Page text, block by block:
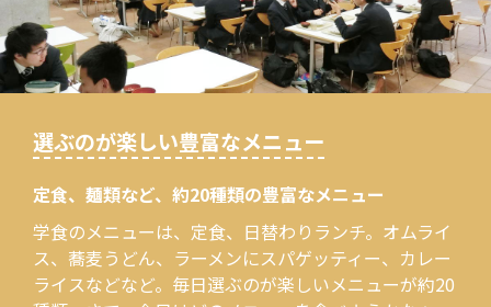
選ぶのが楽しい豊富なメニュー
定食、麺類など、約20種類の豊富なメニュー
学食のメニューは、定食、日替わりランチ。オムライ
ス、蕎麦うどん、ラーメンにスパゲッティー、カレー
ライスなどなど。毎日選ぶのが楽しいメニューが約20